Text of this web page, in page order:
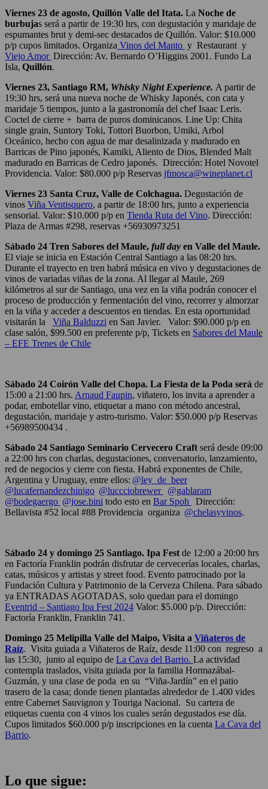
Viernes 23 de agosto, Quillón Valle del Itata. La Noche de
burbujas será a partir de 19:30 hrs, con degustación y maridaje de
espumantes brut y demi-sec destacados de Quillón. Valor: $10.000
p/p cupos limitados. Organiza Vinos del Manto y Restaurant y
Viejo Amor Dirección: Av. Bernardo O’Higgins 2001. Fundo La
Isla, Quillón.
Viernes 23, Santiago RM, Whisky Night Experience. A partir de
19:30 hrs, será una nueva noche de Whisky Japonés, con cata y
maridaje 5 tiempos, junto a la gastronomía del chef Isaac Leris.
Coctel de cierre + barra de puros dominicanos. Line Up: Chita
single grain, Suntory Toki, Tottori Buorbon, Umiki, Arbol
Oceánico, hecho con agua de mar desalinizada y madurado en
Barricas de Pino japonés, Kamiki, Aliento de Dios, Blended Malt
madurado en Barricas de Cedro japonés. Dirección: Hotel Novotel
Providencia. Valor: $80.000 p/p Reservas jfmosca@wineplanet.cl
Viernes 23 Santa Cruz, Valle de Colchagua. Degustación de
vinos Viña Ventisquero, a partir de 18:00 hrs, junto a experiencia
sensorial. Valor: $10.000 p/p en Tienda Ruta del Vino. Dirección:
Plaza de Armas #298, reservas +56930973251
Sábado 24 Tren Sabores del Maule, full day en Valle del Maule.
El viaje se inicia en Estación Central Santiago a las 08:20 hrs.
Durante el trayecto en tren habrá música en vivo y degustaciones de
vinos de variadas viñas de la zona. Al llegar al Maule, 269
kilómetros al sur de Santiago, una vez en la viña podrán conocer el
proceso de producción y fermentación del vino, recorrer y almorzar
en la viña y acceder a descuentos en tiendas. En esta oportunidad
visitarán la Viña Balduzzi en San Javier. Valor: $90.000 p/p en
clase salón, $99.500 en preferente p/p, Tickets en Sabores del Maule
– EFE Trenes de Chile
Sábado 24 Coirón Valle del Chopa. La Fiesta de la Poda será de
15:00 a 21:00 hrs. Arnaud Faupin, viñatero, los invita a aprender a
podar, embotellar vino, etiquetar a mano con método ancestral,
degustación, maridaje y astro-turismo. Valor: $50.000 p/p Reservas
+56989500434 .
Sábado 24 Santiago Seminario Cervecero Craftserá desde 09:00
a 22:00 hrs con charlas, degustaciones, conversatorio, lanzamiento,
red de negocios y cierre con fiesta. Habrá exponentes de Chile,
Argentina y Uruguay, entre ellos: @ley_de_beer
@lucafernandezchinigo @luccciobrewer
@gablaram
@bodegaergo @jose.bini todo esto en Bar Spoh
Dirección:
Bellavista #52 local #88 Providencia organiza @chelasyvinos.
Sábado 24 y domingo 25 Santiago. Ipa Festde 12:00 a 20:00 hrs
en Factoría Franklin podrán disfrutar de cervecerías locales, charlas,
catas, músicos y artistas y street food. Evento patrocinado por la
Fundación Cultura y Patrimonio de la Cerveza Chilena. Para sábado
ya ENTRADAS AGOTADAS, solo quedan para el domingo
Eventrid – Santiago Ipa Fest 2024 Valor: $5.000 p/p. Dirección:
Factoría Franklin, Franklin 741.
Domingo 25 Melipilla Valle del Maipo, Visita a Viñateros de
Raíz. Visita guiada a Viñateros de Raíz, desde 11:00 con regreso a
las 15:30, junto al equipo de La Cava del Barrio. La actividad
contempla traslados, visita guiada por la familia Hormazábal-
Guzmán, y una clase de poda en su “Viña-Jardín” en el patio
trasero de la casa; donde tienen plantadas alrededor de 1.400 vides
entre Cabernet Sauvignon y Touriga Nacional. Su cartera de
etiquetas cuenta con 4 vinos los cuales serán degustados ese día.
Cupos limitados $60.000 p/p inscripciones en la cuenta La Cava del
Barrio.
Lo que sigue: